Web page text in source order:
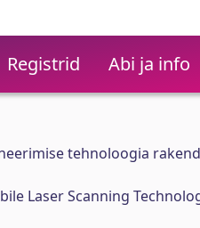
Registrid Abi ja info
tehnoloogia
Laser Scanning